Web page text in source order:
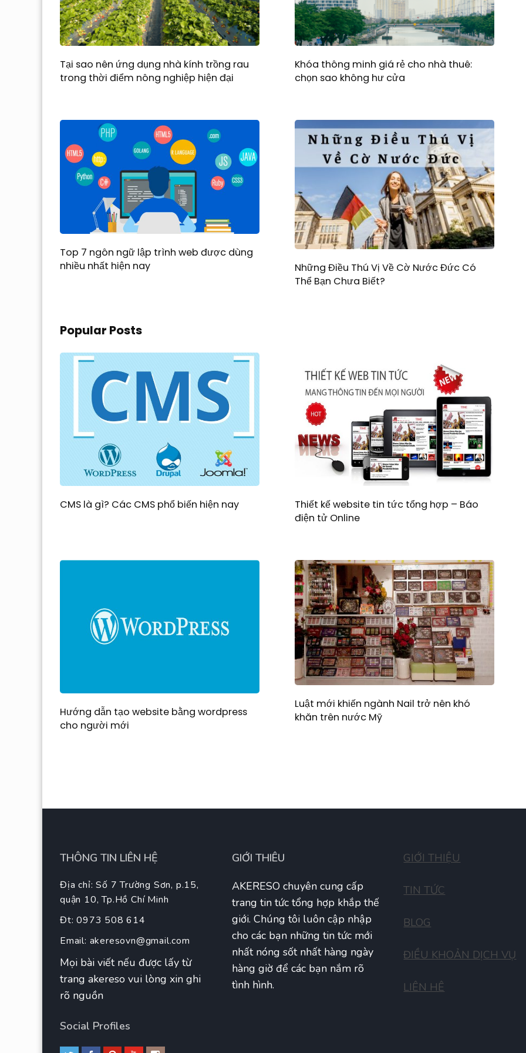
Tại sao nên ứng dụng nhà kính trồng rau
trong thời điểm nông nghiệp hiện đại
Khóa thông minh giá rẻ cho nhà thuê:
chọn sao không hư cửa
Top 7 ngôn ngữ lập trình web được dùng
nhiều nhất hiện nay
Những Điều Thú Vị Về Cờ Nước Đức Có
Thể Bạn Chưa Biết?
Popular Posts
CMS là gì? Các CMS phổ biến hiện nay
Thiết kế website tin tức tổng hợp – Báo
điện tử Online
Hướng dẫn tạo website bằng wordpress
cho người mới
Luật mới khiến ngành Nail trở nên khó
khăn trên nước Mỹ
THÔNG TIN LIÊN HỆ
Địa chỉ: Số 7 Trường Sơn, p.15,
quận 10, Tp.Hồ Chí Minh
Đt: 0973 508 614
Email: akeresovn@gmail.com
Mọi bài viết nếu được lấy từ
trang akereso vui lòng xin ghi
rõ nguồn
Social Profiles
GIỚI THIÊU
AKERESO chuyên cung cấp
trang tin tức tổng hợp khắp thế
giới. Chúng tôi luôn cập nhập
cho các bạn những tin tức mới
nhất nóng sốt nhất hàng ngày
hàng giờ để các bạn nắm rõ
tình hình.
GIỚI THIỆU
TIN TỨC
BLOG
ĐIỀU KHOẢN DỊCH VỤ
LIÊN HÊ